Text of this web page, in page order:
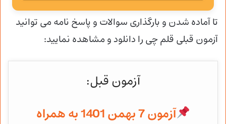
تا آماده شدن و بارگذاری سوالات و پاسخ نامه می توانید
آزمون قبلی قلم چی را دانلود و مشاهده نمایید:
آزمون قبل:
آزمون 7 بهمن 1401 به همراه